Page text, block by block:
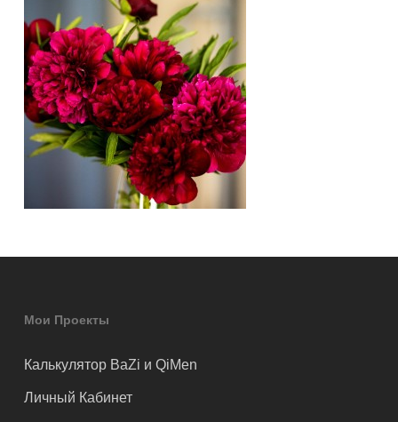
Мои Проекты
Калькулятор BaZi и QiMen
Личный Кабинет